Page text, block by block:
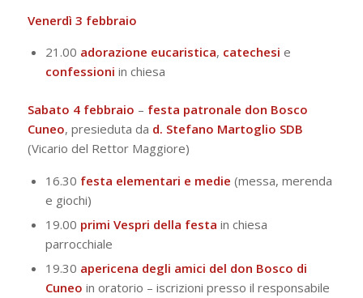
Venerdì 3 febbraio
21.00 adorazione eucaristica, catechesi e
confessioni in chiesa
Sabato 4 febbraio – festa patronale don Bosco
Cuneo, presieduta da d. Stefano Martoglio SDB
(Vicario del Rettor Maggiore)
16.30 festa elementari e medie (messa, merenda
e giochi)
19.00 primi Vespri della festa in chiesa
parrocchiale
19.30 apericena degli amici del don Bosco di
Cuneo in oratorio – iscrizioni presso il responsabile